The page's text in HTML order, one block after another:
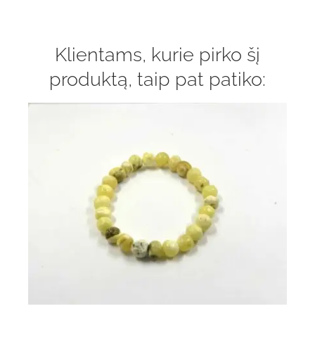
Klientams, kurie pirko šį
produktą, taip pat patiko: